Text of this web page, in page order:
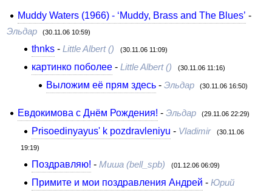
Muddy Waters (1966) - ‘Muddy, Brass and The Blues’ -
Эльдар (30.11.06 10:59)
thnks -Little Albert () (30.11.06 11:09)
картинко поболее -Little Albert () (30.11.06 11:16)
Выложим её прям здесь- Эльдар (30.11.06 16:50)
Евдокимова с Днём Рождения! - Эльдар (29.11.06 22:29)
Prisoedinyayus' k pozdravleniyu - Vladimir (30.11.06
19:19)
Поздравляю! -Миша (bell_spb) (01.12.06 06:09)
Примите и мои поздравления Андрей -Юрий